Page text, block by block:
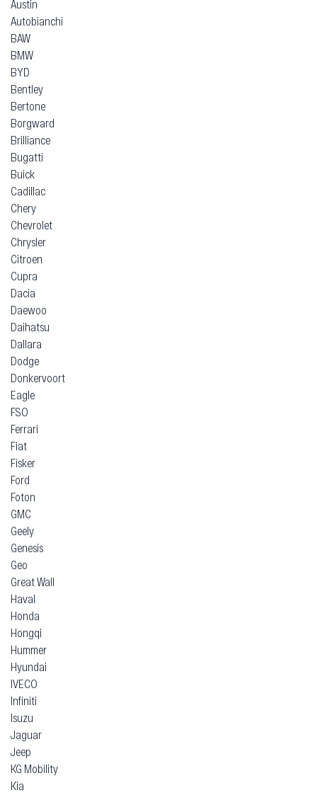
Austin
Autobianchi
BAW
BMW
BYD
Bentley
Bertone
Borgward
Brilliance
Bugatti
Buick
Cadillac
Chery
Chevrolet
Chrysler
Citroen
Cupra
Dacia
Daewoo
Daihatsu
Dallara
Dodge
Donkervoort
Eagle
FSO
Ferrari
Fiat
Fisker
Ford
Foton
GMC
Geely
Genesis
Geo
Great Wall
Haval
Honda
Hongqi
Hummer
Hyundai
IVECO
Infiniti
Isuzu
Jaguar
Jeep
KG Mobility
Kia